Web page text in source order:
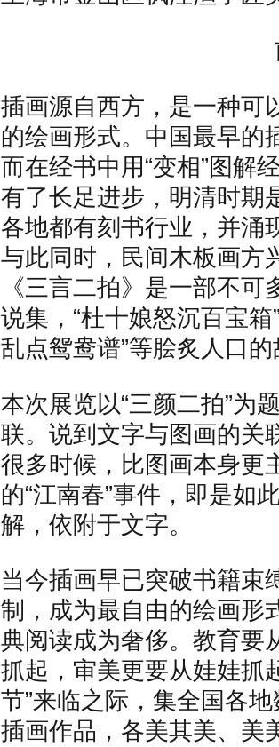
插画源自西方，是一种可
的绘画形式。中国最早的
而在经书中用“变相”图解
有了长足进步，明清时期
各地都有刻书行业，并涌
与此同时，民间木板画方
《三言二拍》是一部不
说集，“杜十娘怒沉百宝箱
乱点鸳鸯谱”等脍炙人口
本次展览以“三颜二拍”为
联。说到文字与图画的关
很多时候，比图画本身更
的“江南春”事件，即是如
解，依附于文字。
当今插画早已突破书籍束
制，成为最自由的绘画形
典阅读成为奢侈。教育要
抓起，审美更要从娃娃抓
节”来临之际，集全国各
插画作品，各美其美、美